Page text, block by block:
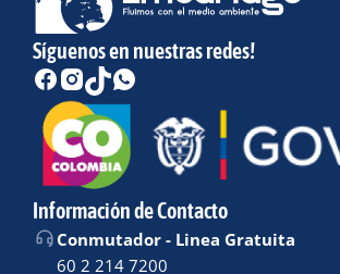
Síguenos en nuestras redes!
Información de Contacto
Conmutador - Linea Gratuita
60 2 214 7200